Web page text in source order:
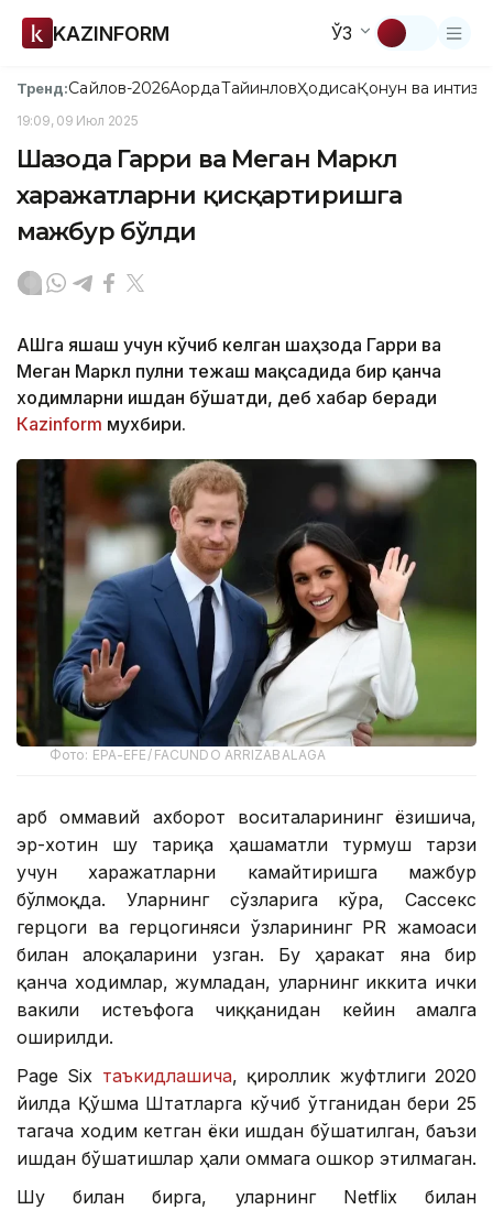
KAZINFORM ЎЗ
Тренд:Сайлов-2026АқордаТайинловҲодисаҚонун ва
19:09, 09 Июл 2025
Шаҳзода Гарри ва Меган Маркл
харажатларни қисқартиришга
мажбур бўлди
АҚШга яшаш учун кўчиб келган шаҳзода Гарри ва
Меган Маркл пулни тежаш мақсадида бир қанча
ходимларни ишдан бўшатди, деб хабар беради
Каzinform мухбири.
Фото: EPA-EFE/ FACUNDO ARRIZABALAGA
Ғарб оммавий ахборот воситаларининг ёзишича,
эр-хотин шу тариқа ҳашаматли турмуш тарзи
учун харажатларни камайтиришга мажбур
бўлмоқда. Уларнинг сўзларига кўра, Сассекс
герцоги ва герцогиняси ўзларининг PR жамоаси
билан алоқаларини узган. Бу ҳаракат яна бир
қанча ходимлар, жумладан, уларнинг иккита ички
вакили истеъфога чиққанидан кейин амалга
оширилди.
Page Six таъкидлашича, қироллик жуфтлиги 2020
йилда Қўшма Штатларга кўчиб ўтганидан бери 25
тагача ходим кетган ёки ишдан бўшатилган, баъзи
ишдан бўшатишлар ҳали оммага ошкор этилмаган.
Шу билан бирга, уларнинг Netflix билан